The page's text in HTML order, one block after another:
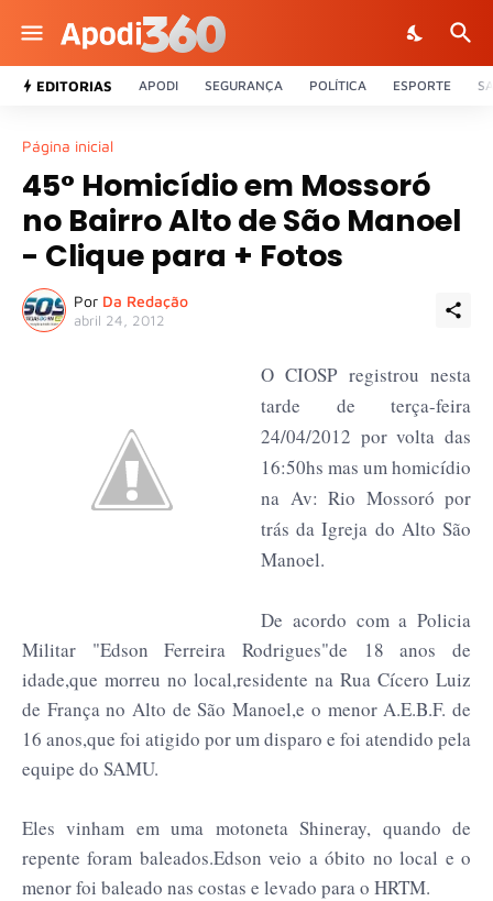
EDITORIAS APODI SEGURANÇA POLÍTICA ESPORTE
Página inicial
45° Homicídio em Mossoró
no Bairro Alto de São Manoel
- Clique para + Fotos
Por Da Redação
abril 24, 2012
O CIOSP registrou nesta
tarde de terça-feira
24/04/2012 por volta das
16:50hs mas um homicídio
na Av: Rio Mossoró por
trás da Igreja do Alto São
Manoel.
De acordo com a Policia
Militar "Edson Ferreira Rodrigues"de 18 anos de
idade,que morreu no local,residente na Rua Cícero Luiz
de França no Alto de São Manoel,e o menor A.E.B.F. de
16 anos,que foi atigido por um disparo e foi atendido pela
equipe do SAMU.
Eles vinham em uma motoneta Shineray, quando de
repente foram baleados.Edson veio a óbito no local e o
menor foi baleado nas costas e levado para o HRTM.